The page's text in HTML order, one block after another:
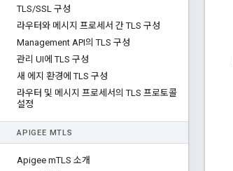
TLS/SSL 구성
라우터와 메시지 프로세서 간 TLS 구성
Management API의 TLS 구성
관리 UI에 TLS 구성
새 에지 환경에 TLS 구성
라우터 및 메시지 프로세서의 TLS 프로토콜
설정
APIGEE MTLS
Apigee mTLS 소개